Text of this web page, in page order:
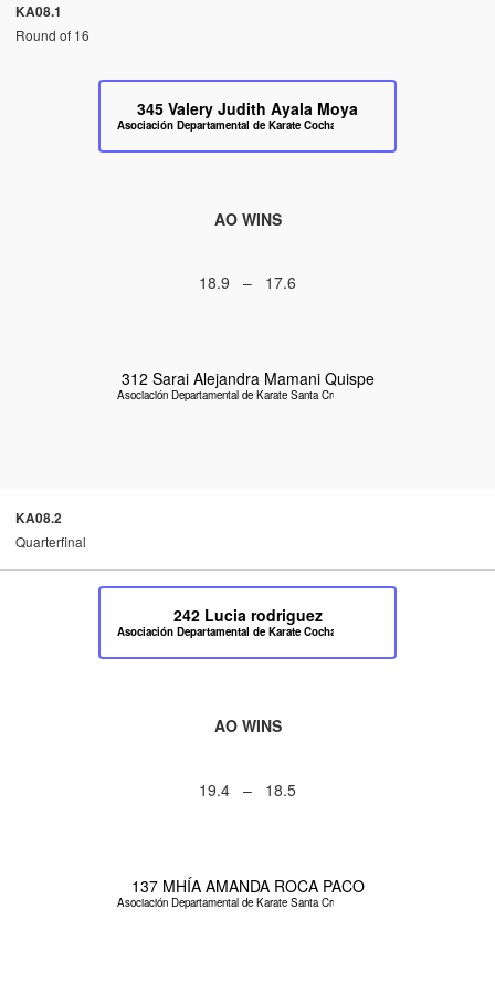
KA08.1
Round of 16
345 Valery Judith Ayala Moya
Asociación Departamental de Karate Cochabamba
AO WINS
18.9 – 17.6
312 Sarai Alejandra Mamani Quispe
Asociación Departamental de Karate Santa Cruz
KA08.2
Quarterfinal
242 Lucia rodriguez
Asociación Departamental de Karate Cochabamba
AO WINS
19.4 – 18.5
137 MHÍA AMANDA ROCA PACO
Asociación Departamental de Karate Santa Cruz